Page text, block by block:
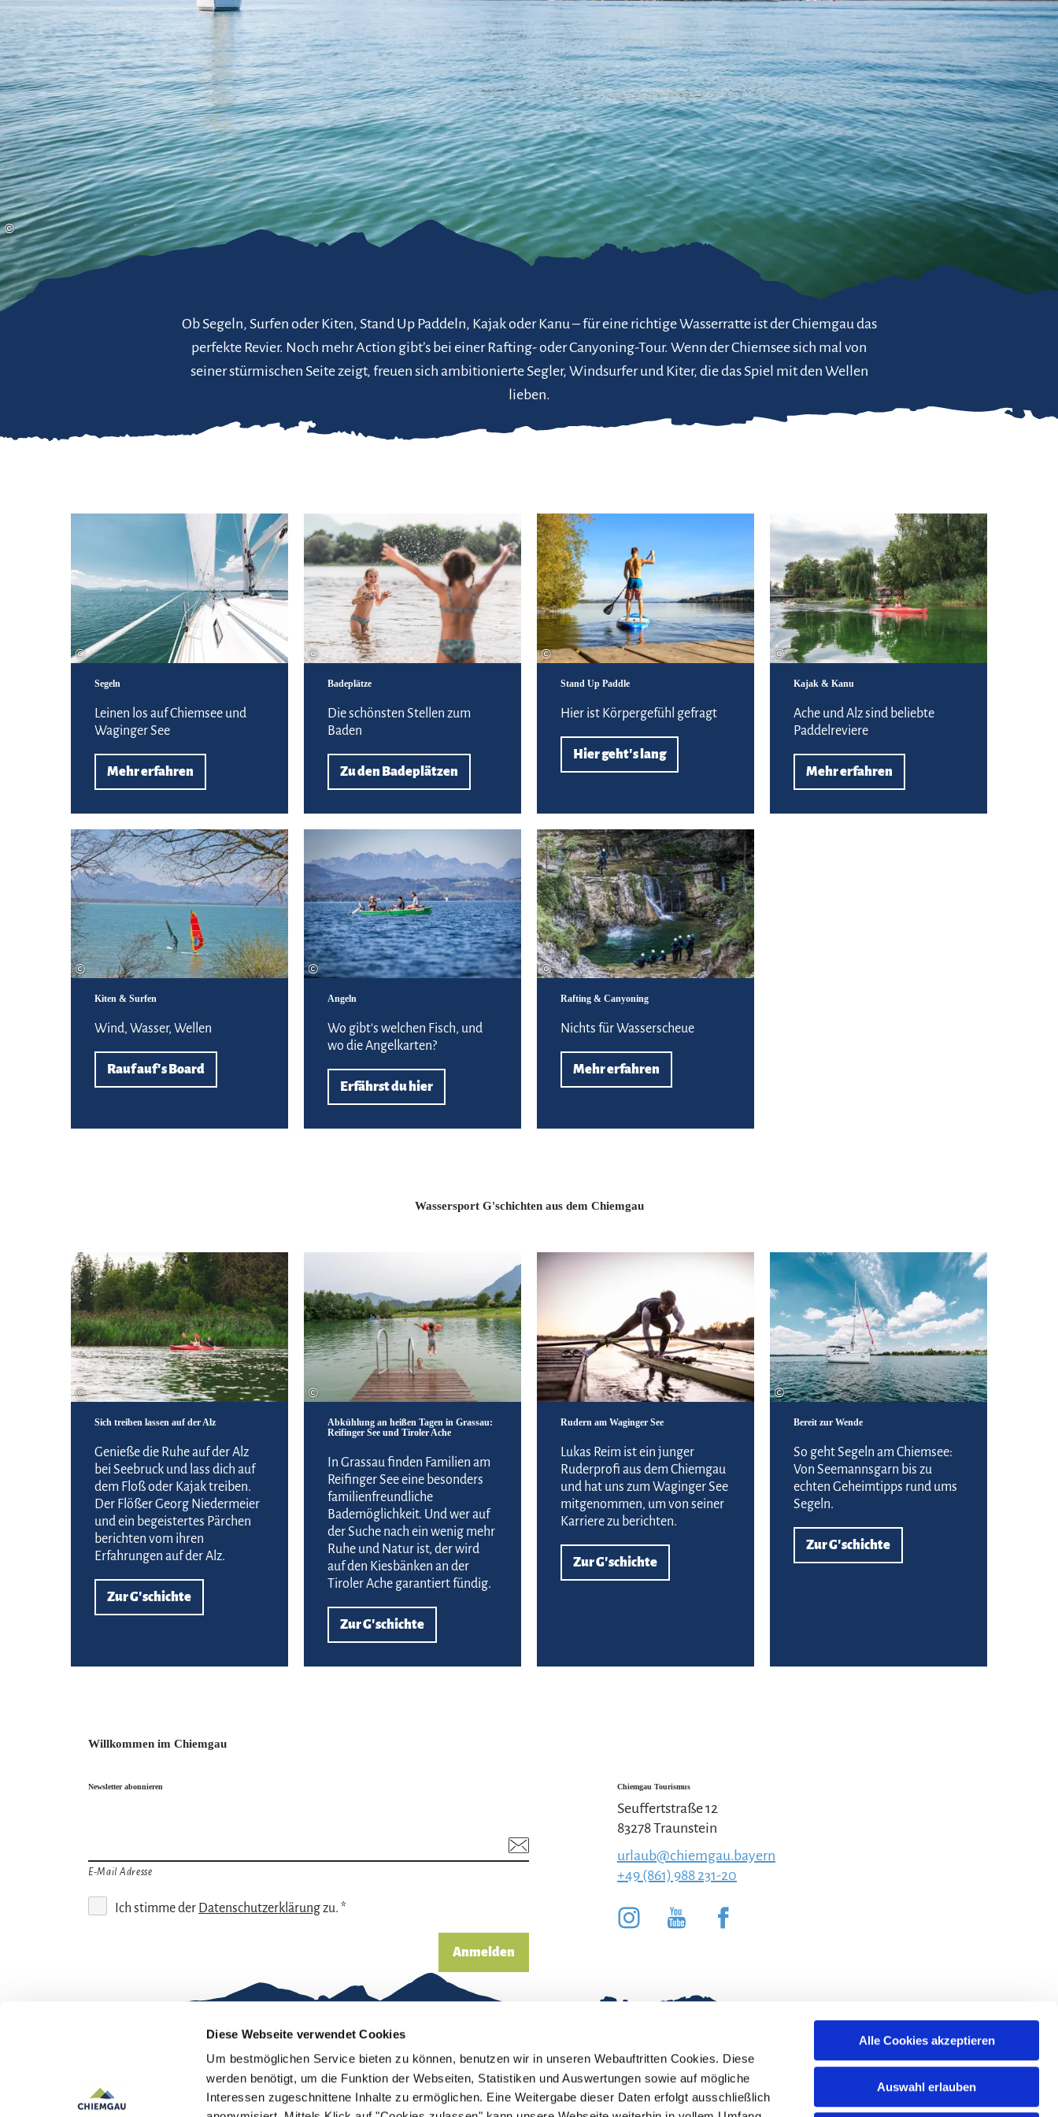
Diese Webseite verwendet Cookies
Um bestmöglichen Service bieten zu können, benutzen wir in unseren Webauftritten Cookies. Diese
werden benötigt, um die Funktion der Webseiten, Statistiken und Auswertungen sowie auf mögliche
Interessen zugeschnittene Inhalte zu ermöglichen. Eine Weitergabe dieser Daten erfolgt ausschließlich
Alle Cookies akzeptieren
Auswahl erlauben
Gleitschirmfliegen &
Luftsport
Interaktive Vollbildkarte
Barrierefreiheit im
Chiemgau
Chiemgau G'schichten
©
Ob Segeln, Surfen oder Kiten, Stand Up Paddeln, Kajak oder Kanu – für eine richtige Wasserratte ist der Chiemgau das
perfekte Revier. Noch mehr Action gibt’s bei einer Rafting- oder Canyoning-Tour. Wenn der Chiemsee sich mal von
seiner stürmischen Seite zeigt, freuen sich ambitionierte Segler, Windsurfer und Kiter, die das Spiel mit den Wellen
lieben.
©
Segeln
Leinen los auf Chiemsee und
Waginger See
Mehr erfahren
Mehr erfahren
©
Badeplätze
Die schönsten Stellen zum
Baden
Zu den Badeplätzen
Zu den Badeplätzen
©
Stand Up Paddle
Hier ist Körpergefühl gefragt
Hier geht's lang
©
Kajak & Kanu
Ache und Alz sind beliebte
Paddelreviere
Mehr erfahren
©
Kiten & Surfen
Wind, Wasser, Wellen
Rauf auf's Board
©
Angeln
Wo gibt's welchen Fisch, und
wo die Angelkarten?
Erfährst du hier
Erfährst du hier
©
Rafting & Canyoning
Nichts für Wasserscheue
Mehr erfahren
Wassersport G'schichten aus dem Chiemgau
©
Sich treiben lassen auf der Alz
Genieße die Ruhe auf der Alz
bei Seebruck und lass dich auf
dem Floß oder Kajak treiben.
Der Flößer Georg Niedermeier
und ein begeistertes Pärchen
berichten vom ihren
Erfahrungen auf der Alz.
Zur G'schichte
©
Abkühlung an heißen Tagen in Grassau:
Reifinger See und Tiroler Ache
In Grassau finden Familien am
Reifinger See eine besonders
familienfreundliche
Bademöglichkeit. Und wer auf
der Suche nach ein wenig mehr
Ruhe und Natur ist, der wird
auf den Kiesbänken an der
Tiroler Ache garantiert fündig.
Zur G'schichte
Rudern am Waginger See
Lukas Reim ist ein junger
Ruderprofi aus dem Chiemgau
und hat uns zum Waginger See
mitgenommen, um von seiner
Karriere zu berichten.
Zur G'schichte
©
Bereit zur Wende
So geht Segeln am Chiemsee:
Von Seemannsgarn bis zu
echten Geheimtipps rund ums
Segeln.
Zur G'schichte
Willkommen im Chiemgau
Newsletter abonnieren
E-Mail Adresse
Ich stimme der Datenschutzerklärungzu. *
Anmelden
Chiemgau Tourismus
Seuffertstraße 12
83278 Traunstein
urlaub@chiemgau.bayern
+49 (861) 988 231-20
Kontakt Impressum
Erklärung zur